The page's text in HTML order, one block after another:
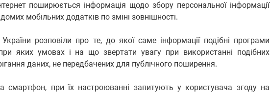
поширюється інформація щодо збору персональної інформації
мобільних додатків по зміні зовнішності.
України розповіли про те, до якої саме інформації подібні програми
яких умовах і на що звертати увагу при використанні подібних
даних, не передбачених для публічного поширення.
смартфон, при їх настроюванні запитують у користувача згоду на